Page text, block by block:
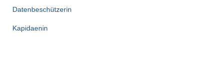
Datenbeschützerin
Kapidaenin